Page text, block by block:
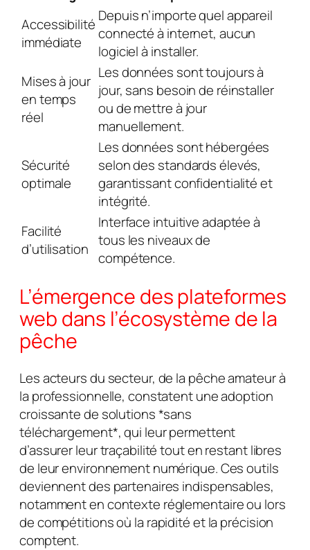
Accessibilité
immédiate
Depuis n’importe quel appareil
connecté à internet, aucun
logiciel à installer.
Mises à jour
en temps
réel
Les données sont toujours à
jour, sans besoin de réinstaller
ou de mettre à jour
manuellement.
Sécurité
optimale
Les données sont hébergées
selon des standards élevés,
garantissant confidentialité et
intégrité.
Facilité
d’utilisation
Interface intuitive adaptée à
tous les niveaux de
compétence.
L’émergence des plateformes
web dans l’écosystème de la
pêche
Les acteurs du secteur, de la pêche amateur à
la professionnelle, constatent une adoption
croissante de solutions *sans
téléchargement*, qui leur permettent
d’assurer leur traçabilité tout en restant libres
de leur environnement numérique. Ces outils
deviennent des partenaires indispensables,
notamment en contexte réglementaire ou lors
de compétitions où la rapidité et la précision
comptent.